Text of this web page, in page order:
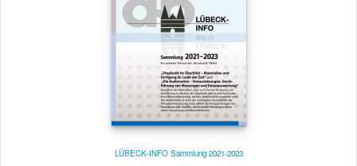
LÜBECK-INFO Sammlung 2021-2023